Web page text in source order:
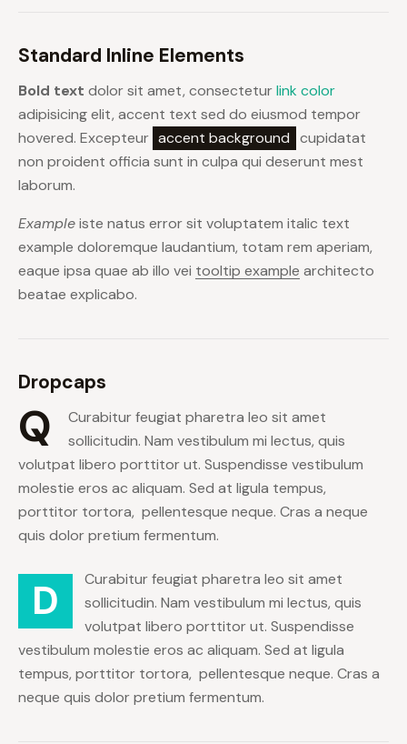
Standard Inline Elements
Bold text dolor sit amet, consecteturlink color
adipisicing elit, accent text sed do eiusmod tempor
hovered. Excepteur accent background cupidatat
non proident officia sunt in culpa qui deserunt mest
laborum.
Exampleiste natus error sit voluptatem italic text
example doloremque laudantium, totam rem aperiam,
eaque ipsa quae ab illo vei tooltip example architecto
beatae explicabo.
Dropcaps
Q
Curabitur feugiat pharetra leo sit amet
sollicitudin. Nam vestibulum mi lectus, quis
volutpat libero porttitor ut. Suspendisse vestibulum
molestie eros ac aliquam. Sed at ligula tempus,
porttitor tortora, pellentesque neque. Cras a neque
quis dolor pretium fermentum.
D
Curabitur feugiat pharetra leo sit amet
sollicitudin. Nam vestibulum mi lectus, quis
volutpat libero porttitor ut. Suspendisse
vestibulum molestie eros ac aliquam. Sed at ligula
tempus, porttitor tortora, pellentesque neque. Cras a
neque quis dolor pretium fermentum.